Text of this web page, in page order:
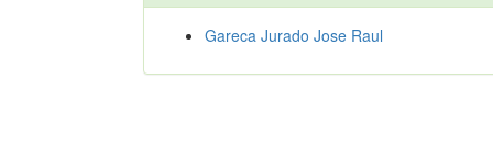
Gareca Jurado Jose Raul